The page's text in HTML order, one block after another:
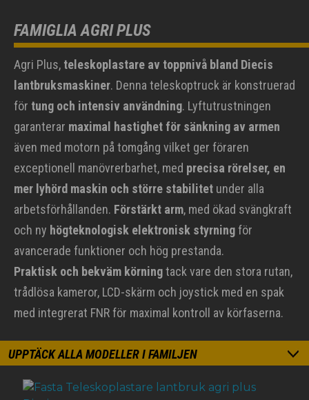
FAMIGLIA AGRI PLUS
Agri Plus, teleskoplastare av toppnivå bland Diecis
lantbruksmaskiner. Denna teleskoptruck är konstruerad
för tung och intensiv användning. Lyftutrustningen
garanterar maximal hastighet för sänkning av armen
även med motorn på tomgång vilket ger föraren
exceptionell manövrerbarhet, med precisa rörelser, en
mer lyhörd maskin och större stabilitet under alla
arbetsförhållanden. Förstärkt arm, med ökad svängkraft
och ny högteknologisk elektronisk styrningför
avancerade funktioner och hög prestanda.
Praktisk och bekväm körningtack vare den stora rutan,
trådlösa kameror, LCD-skärm och joystick med en spak
med integrerat FNR för maximal kontroll av körfaserna.
UPPTÄCK ALLA MODELLER I FAMILJEN